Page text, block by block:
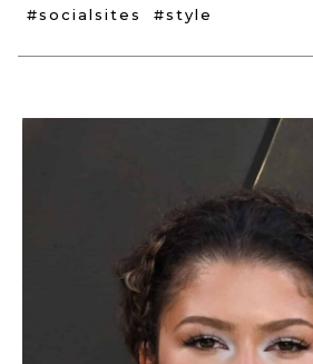
#socialsites
#style